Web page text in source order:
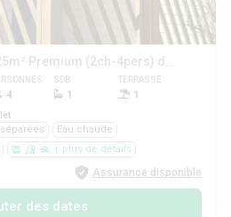
(Mobil-home 25m² Premium (2ch-4pers) dont Terrasse semi-couverte + TV + LV + BBQ)
4
SDB
1
TERRASSE
1
Eau chaude
+ plus de détails
Assurance disponible
des dates